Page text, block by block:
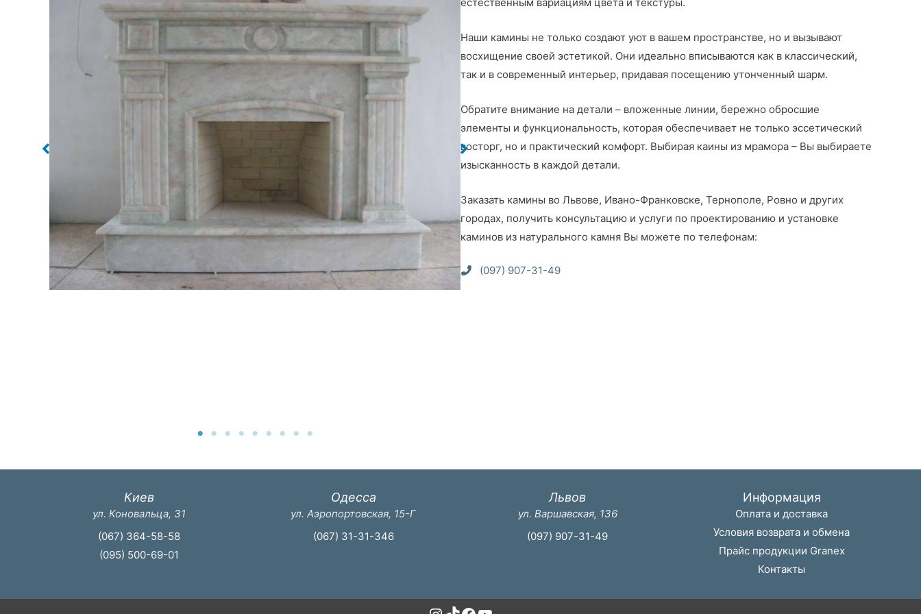
естественным вариациям цвета и текстуры.
Наши камины не только создают уют в вашем пространстве, но и вызывают
восхищение своей эстетикой. Они идеально вписываются как в классический,
так и в современный интерьер, придавая посещению утонченный шарм.
Обратите внимание на детали – вложенные линии, бережно обросшие
элементы и функциональность, которая обеспечивает не только эссетический
восторг, но и практический комфорт. Выбирая каины из мрамора – Вы выбираете
изысканность в каждой детали.
Заказать камины во Львове, Ивано-Франковске, Тернополе, Ровно и других
городах, получить консультацию и услуги по проектированию и установке
каминов из натурального камня Вы можете по телефонам:
(097) 907-31-49
Киев
ул. Коновальца, 31
(067) 364-58-58
(095) 500-69-01
Одесса
ул. Аэропортовская, 15-Г
(067) 31-31-346
Львов
ул. Варшавская, 136
(097) 907-31-49
Информация
Оплата и доставка
Условия возврата и обмена
Прайс продукции Granex
Контакты